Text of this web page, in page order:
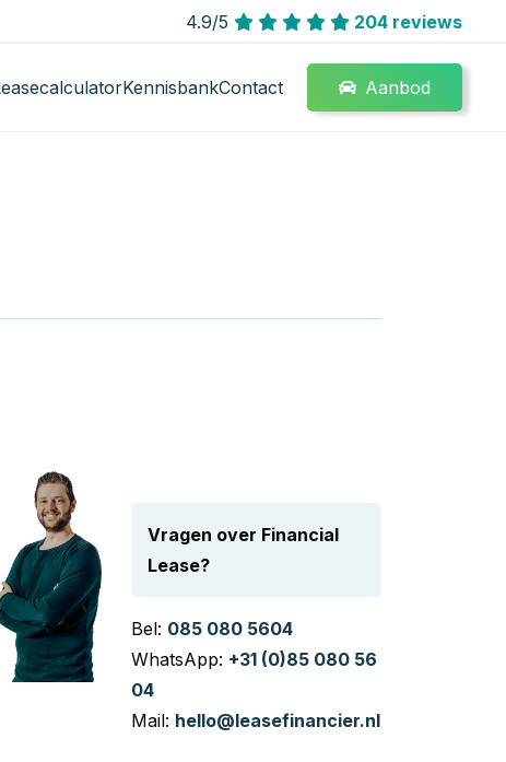
4.9/5 204 reviews
KennisbankContact Aanbod
Vragen over Financial
Lease?
Bel: 085 080 5604
WhatsApp: +31 (0)85 080 56
04
Mail: hello@leasefinancier.nl